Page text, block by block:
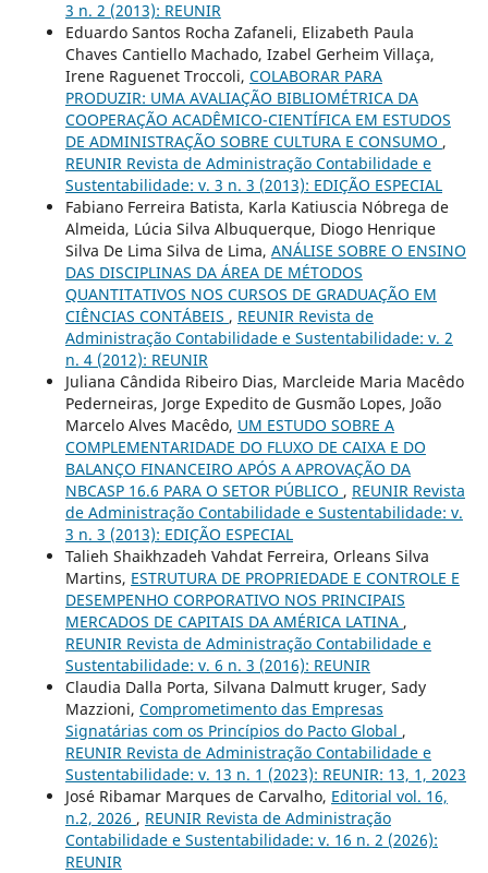
3 n. 2 (2013): REUNIR
Eduardo Santos Rocha Zafaneli, Elizabeth Paula
Chaves Cantiello Machado, Izabel Gerheim Villaça,
Irene Raguenet Troccoli, COLABORAR PARA
PRODUZIR: UMA AVALIAÇÃO BIBLIOMÉTRICA DA
COOPERAÇÃO ACADÊMICO-CIENTÍFICA EM ESTUDOS
DE ADMINISTRAÇÃO SOBRE CULTURA E CONSUMO ,
REUNIR Revista de Administração Contabilidade e
Sustentabilidade: v. 3 n. 3 (2013): EDIÇÃO ESPECIAL
Fabiano Ferreira Batista, Karla Katiuscia Nóbrega de
Almeida, Lúcia Silva Albuquerque, Diogo Henrique
Silva De Lima Silva de Lima, ANÁLISE SOBRE O ENSINO
DAS DISCIPLINAS DA ÁREA DE MÉTODOS
QUANTITATIVOS NOS CURSOS DE GRADUAÇÃO EM
CIÊNCIAS CONTÁBEIS , REUNIR Revista de
Administração Contabilidade e Sustentabilidade: v. 2
n. 4 (2012): REUNIR
Juliana Cândida Ribeiro Dias, Marcleide Maria Macêdo
Pederneiras, Jorge Expedito de Gusmão Lopes, João
Marcelo Alves Macêdo, UM ESTUDO SOBRE A
COMPLEMENTARIDADE DO FLUXO DE CAIXA E DO
BALANÇO FINANCEIRO APÓS A APROVAÇÃO DA
NBCASP 16.6 PARA O SETOR PÚBLICO , REUNIR Revista
de Administração Contabilidade e Sustentabilidade: v.
3 n. 3 (2013): EDIÇÃO ESPECIAL
Talieh Shaikhzadeh Vahdat Ferreira, Orleans Silva
Martins, ESTRUTURA DE PROPRIEDADE E CONTROLE E
DESEMPENHO CORPORATIVO NOS PRINCIPAIS
MERCADOS DE CAPITAIS DA AMÉRICA LATINA ,
REUNIR Revista de Administração Contabilidade e
Sustentabilidade: v. 6 n. 3 (2016): REUNIR
Claudia Dalla Porta, Silvana Dalmutt kruger, Sady
Mazzioni, Comprometimento das Empresas
Signatárias com os Princípios do Pacto Global ,
REUNIR Revista de Administração Contabilidade e
Sustentabilidade: v. 13 n. 1 (2023): REUNIR: 13, 1, 2023
José Ribamar Marques de Carvalho, Editorial vol. 16,
n.2, 2026 , REUNIR Revista de Administração
Contabilidade e Sustentabilidade: v. 16 n. 2 (2026):
REUNIR